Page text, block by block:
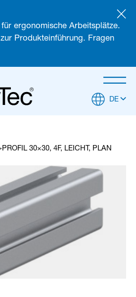
ergonomische Arbeitsplätze.
Produkteinführung. Fragen
DE
PROFIL 30×30, 4F, LEICHT, PLAN